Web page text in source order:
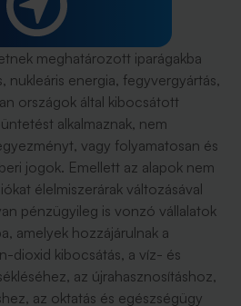
meghatározott iparágakba
nukleáris energia, fegyvergyártás,
országok által kibocsátott
alkalmaznak, nem
vagy folyamatosan és
jogok. Emellett az alapok nem
élelmiszerárak változásával
pénzügyileg is vonzó vállalatok
amelyek hozzájárulnak a
dioxid kibocsátás, a víz- és
az újrahasznosításhoz,
az oktatás és egészségügy